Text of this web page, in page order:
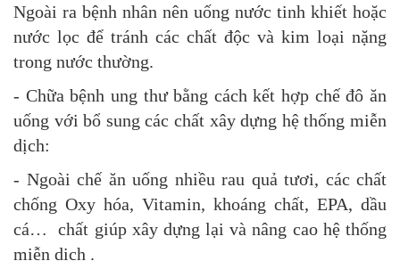
Ngoài ra bệnh nhân nên uống nước tinh khiết hoặc
nước lọc để tránh các chất độc và kim loại nặng
trong nước thường.
- Chữa bệnh ung thư bằng cách kết hợp chế đô ăn
uống với bổ sung các chất xây dựng hệ thống miễn
dịch:
- Ngoài chế ăn uống nhiều rau quả tươi, các chất
chống Oxy hóa, Vitamin, khoáng chất, EPA, dầu
cá… chất giúp xây dựng lại và nâng cao hệ thống
miễn dịch .